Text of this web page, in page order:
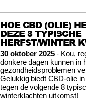
HOE CBD (OLIE)
DEZE 8 TYPISCHE
HERFST/WINTER
30 oktober 2025 - Kou,
donkere dagen kunnen in
gezondheidsproblemen
Gelukkig biedt CBD-olie
tegen de volgende 8
winterklachten uitkomst!